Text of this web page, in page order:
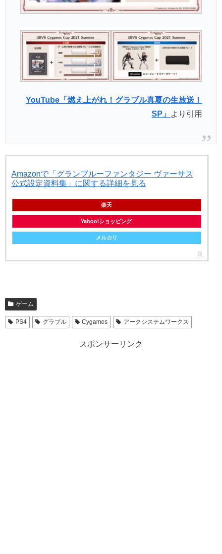
YouTube「燃え上がれ！グラブル真夏の生放送！
SP」 より引用
Amazonで「グランブルーファンタジー ヴァーサス
公式設定資料集」に関する詳細を見る
楽天
Yahoo!ショッピング
メルカリ
ゲーム
PS4 グラブル Cygames アークシステムワークス
スポンサーリンク